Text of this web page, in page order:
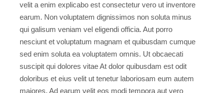
velit a enim explicabo est consectetur vero ut inventore
earum. Non voluptatem dignissimos non soluta minus
qui galisum veniam vel eligendi officia. Aut porro
nesciunt et voluptatum magnam et quibusdam cumque
sed enim soluta ea voluptatem omnis. Ut obcaecati
suscipit qui dolores vitae At dolor quibusdam est odit
doloribus et eius velit ut tenetur laboriosam eum autem
maiores. Ad earum velit eos modi tempora aut vero